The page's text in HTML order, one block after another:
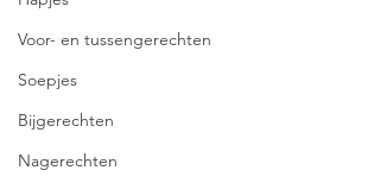
Voor- en tussengerechten
Soepjes
Bijgerechten
Nagerechten